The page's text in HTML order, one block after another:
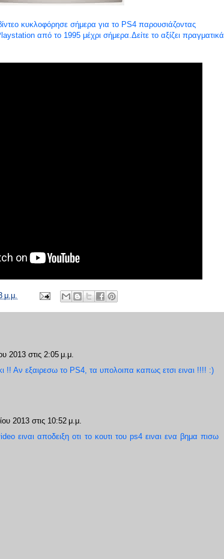
κυκλοφόρησε σήμερα για το PS4 παρουσιάζοντας
από το 1995 μέχρι σήμερα.Δείτε το αξίζει πραγματικά
μ.μ.
2013 στις 2:05 μ.μ.
!! Αν εξαιρεσω το PS4, τα υπολοιπα καπως ετσι ειναι !!!! :)
2013 στις 10:52 μ.μ.
ειναι αποδειξη οτι το κουτι του ps4 ειναι ενα βημα πισω